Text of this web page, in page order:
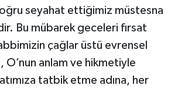
seyahat ettiğimiz müstesna
Bu mübarek geceleri fırsat
çağlar üstü evrensel
O’nun anlam ve hikmetiyle
tatbik etme adına, her